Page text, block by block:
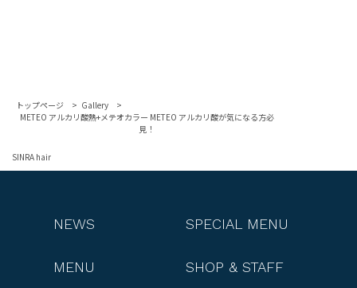
トップページ
Gallery
METEO アルカリ酸熱+メテオカラー METEO アルカリ酸が気になる方必
見！
SINRA hair
NEWS SPECIAL MENU
MENU SHOP & STAFF